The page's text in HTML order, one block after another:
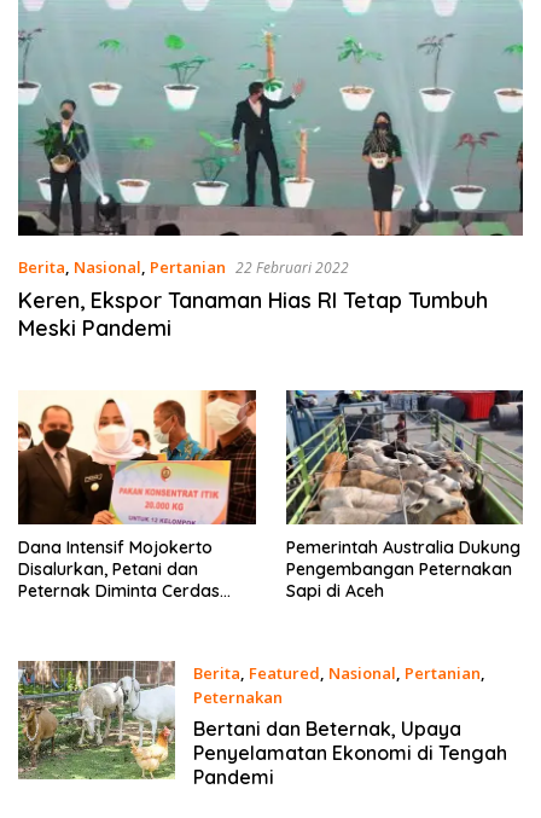
Berita, Nasional, Pertanian 22 Februari 2022
Keren, Ekspor Tanaman Hias RI Tetap Tumbuh
Meski Pandemi
Dana Intensif Mojokerto
Disalurkan, Petani dan
Peternak Diminta Cerdas
Pemerintah Australia Dukung
Pengembangan Peternakan
Sapi di Aceh
Berita, Featured, Nasional, Pertanian,
Peternakan
1 Oktober 2021
Bertani dan Beternak, Upaya
Penyelamatan Ekonomi di Tengah
Pandemi